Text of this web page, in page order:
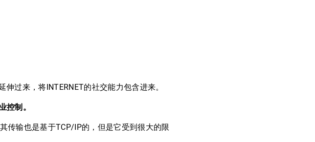
过来，将INTERNET的社交能力包含进来。
控制。
输也是基于TCP/IP的，但是它受到很大的限